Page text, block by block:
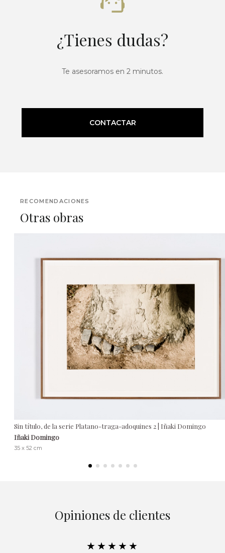
¿Tienes dudas?
Te asesoramos en 2 minutos.
CONTACTAR
RECOMENDACIONES
Otras obras
Sin título, de la serie Platano-traga-adoquines 2 | Iñaki Domingo
Iñaki Domingo
35 x 52 cm
Opiniones de clientes
★★★★★